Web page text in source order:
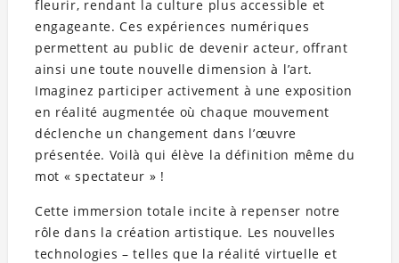
fleurir, rendant la culture plus accessible et
engageante. Ces expériences numériques
permettent au public de devenir acteur, offrant
ainsi une toute nouvelle dimension à l’art.
Imaginez participer activement à une exposition
en réalité augmentée où chaque mouvement
déclenche un changement dans l’œuvre
présentée. Voilà qui élève la définition même du
mot « spectateur » !
Cette immersion totale incite à repenser notre
rôle dans la création artistique. Les nouvelles
technologies – telles que la réalité virtuelle et